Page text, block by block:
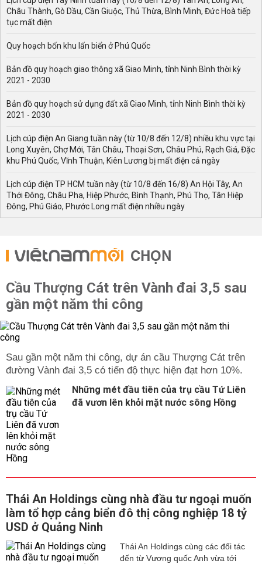
Châu Thành, Gò Dầu, Cần Giuộc, Thủ Thừa, Bình Minh, Đức Hoà tiếp
tục mất điện
Quy hoạch bốn khu lấn biển ở Phú Quốc
Bản đồ quy hoạch giao thông xã Giao Minh, tỉnh Ninh Bình thời kỳ
2021 - 2030
Bản đồ quy hoạch sử dụng đất xã Giao Minh, tỉnh Ninh Bình thời kỳ
2021 - 2030
Lịch cúp điện An Giang tuần này (từ 10/8 đến 12/8) nhiều khu vực tại
Long Xuyên, Chợ Mới, Tân Châu, Thoại Sơn, Châu Phú, Rạch Giá, Đặc
khu Phú Quốc, Vĩnh Thuận, Kiên Lương bị mất điện cả ngày
Lịch cúp điện TP HCM tuần này (từ 10/8 đến 16/8) An Hội Tây, An
Thới Đông, Châu Pha, Hiệp Phước, Bình Thạnh, Phú Thọ, Tân Hiệp
Đông, Phú Giáo, Phước Long mất điện nhiều ngày
CHỌN
Cầu Thượng Cát trên Vành đai 3,5 sau
gần một năm thi công
Sau gần một năm thi công, dự án cầu Thượng Cát trên
đường Vành đai 3,5 có tiến độ thực hiện đạt hơn 10%.
Những mét đầu tiên của trụ cầu Tứ Liên
đã vươn lên khỏi mặt nước sông Hồng
Thái An Holdings cùng nhà đầu tư ngoại muốn
làm tổ hợp cảng biển đô thị công nghiệp 18 tỷ
USD ở Quảng Ninh
Thái An Holdings cùng các đối tác
đến từ Vương quốc Anh vừa tới